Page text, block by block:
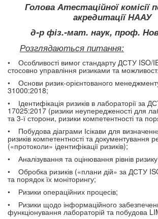
Голова Атестаційної комісії
акредитації НААУ
д-р фіз.-мат. наук, проф.
Розглядаються питання:
• Особливості вимог стандарту ДСТУ ISO/
стосовно управління ризиками та
• Основи ризик-орієнтованого
31000:2018;
• Ідентифікація ризиків в лабораторії за
17025:2017 (ризики неупередженості для
та 3-ї сторони, ризики компетентності та
• Побудова діаграми Ісікави для
ризиків компетентності та документування
(«протоколи» ідентифікації ризиків);
• Аналізування та оцінювання рівнів
• Обробка ризиків («плани дій» за ДСТУ
та порядок їх моніторингу;
• Ризики операційних процесів;
• Ризики щодо інформаційного
функціонування лабораторій та побудова